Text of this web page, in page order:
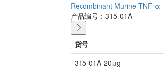
Recombinant Murine TNF-α
产品编号：315-01A
货号
315-01A-20μg